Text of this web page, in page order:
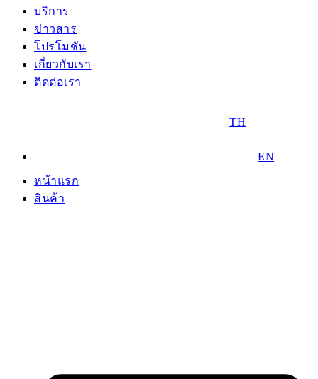
บริการ
ข่าวสาร
โปรโมชัน
เกี่ยวกับเรา
ติดต่อเรา
TH
EN
หน้าแรก
สินค้า